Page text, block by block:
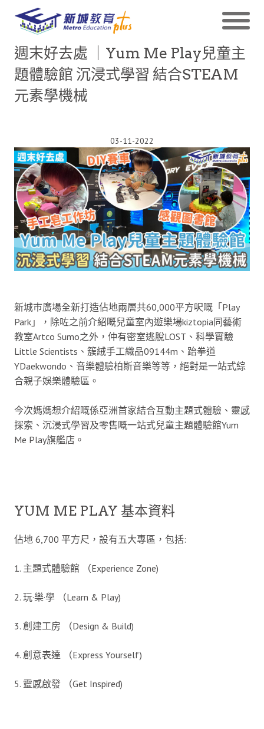
週末好去處 ｜Yum Me Play兒童主
題體驗館 沉浸式學習 結合STEAM
元素學機械
03-11-2022
新城巿廣場全新打造佔地兩層共60,000平方呎嘅「Play
Park」，除咗之前介紹嘅兒童室內遊樂場kiztopia同藝術
教室Artco Sumo之外，仲有密室逃脫LOST、科學實驗
Little Scientists、簇絨手工織品09144m、跆拳道
YDaekwondo、音樂體驗柏斯音樂等等，絕對是一站式綜
合親子娛樂體驗區。
今次媽媽想介紹嘅係亞洲首家結合互動主題式體驗、靈感
探索、沉浸式學習及零售嘅一站式兒童主題體驗館Yum
Me Play旗艦店。
YUM ME PLAY 基本資料
佔地 6,700 平方尺，設有五大專區，包括:
1. 主題式體驗館 （Experience Zone)
2. 玩·樂·學 （Learn & Play)
3. 創建工房 （Design & Build)
4. 創意表達 （Express Yourself)
5. 靈感啟發 （Get Inspired)